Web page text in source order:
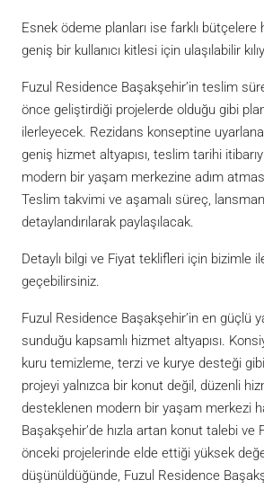
Esnek ödeme planları ise farklı
geniş bir kullanıcı kitlesi için ulaşılabilir
Fuzul Residence Başakşehir’in teslim
önce geliştirdiği projelerde olduğu gibi
ilerleyecek. Rezidans konseptine
geniş hizmet altyapısı, teslim tarihi
modern bir yaşam merkezine adım
Teslim takvimi ve aşamalı süreç,
detaylandırılarak paylaşılacak.
Detaylı bilgi ve Fiyat teklifleri için bizimle
geçebilirsiniz.
Fuzul Residence Başakşehir’in en güçlü
sunduğu kapsamlı hizmet altyapısı.
kuru temizleme, terzi ve kurye desteği
projeyi yalnızca bir konut değil, düzenli
desteklenen modern bir yaşam merkezi
Başakşehir’de hızla artan konut talebi ve
önceki projelerinde elde ettiği yüksek
düşünüldüğünde, Fuzul Residence